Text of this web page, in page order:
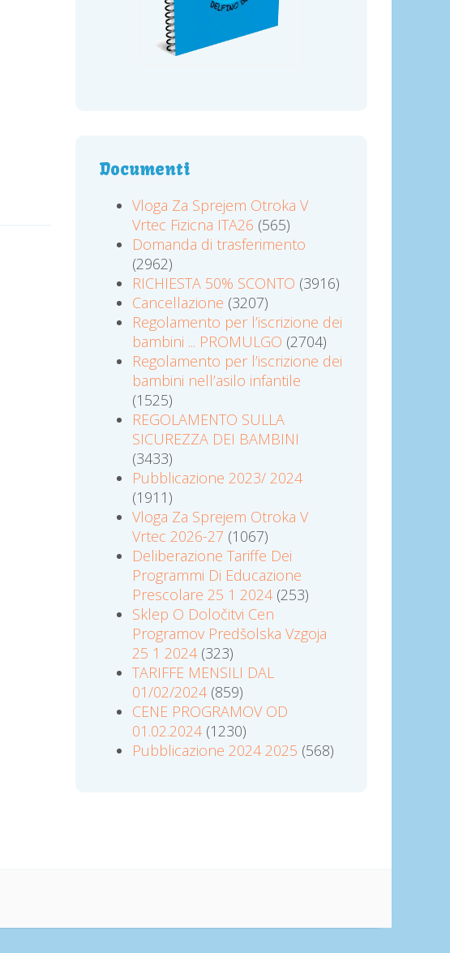
Documenti
Vloga Za Sprejem Otroka V
Vrtec Fizicna ITA26 (565)
Domanda di trasferimento
(2962)
RICHIESTA 50% SCONTO (3916)
Cancellazione (3207)
Regolamento per l’iscrizione dei
bambini ... PROMULGO (2704)
Regolamento per l’iscrizione dei
bambini nell’asilo infantile
(1525)
REGOLAMENTO SULLA
SICUREZZA DEI BAMBINI
(3433)
Pubblicazione 2023/ 2024
(1911)
Vloga Za Sprejem Otroka V
Vrtec 2026-27 (1067)
Deliberazione Tariffe Dei
Programmi Di Educazione
Prescolare 25 1 2024(253)
Sklep O Določitvi Cen
Programov Predšolska Vzgoja
25 1 2024(323)
TARIFFE MENSILI DAL
01/02/2024(859)
CENE PROGRAMOV OD
01.02.2024(1230)
Pubblicazione 2024 2025 (568)